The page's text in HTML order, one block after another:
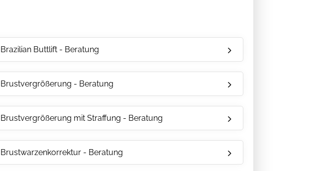
Brazilian Buttlift - Beratung
Brustvergrößerung - Beratung
Brustvergrößerung mit Straffung - Beratung
Brustwarzenkorrektur - Beratung